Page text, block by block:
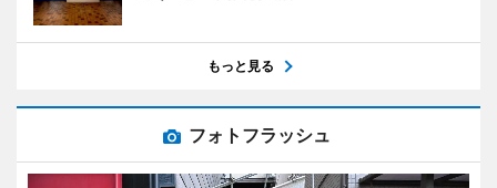
もっと見る
フォトフラッシュ